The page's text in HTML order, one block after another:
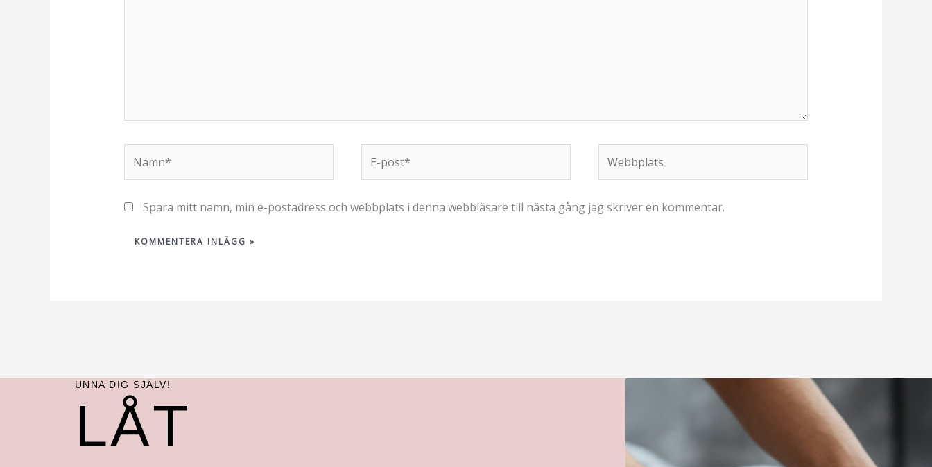
post*
Spara mitt namn, min e-postadress och webbplats i denna webbläsare till nästa gång jag skriver en kommentar.
UNNA DIG SJÄLV!
LÅT